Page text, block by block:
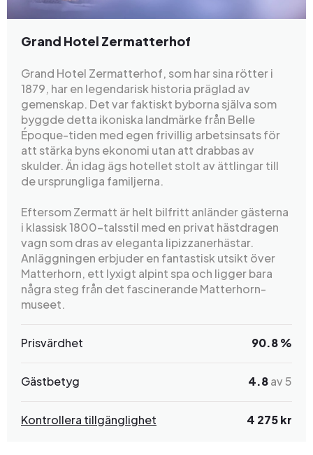
Grand Hotel Zermatterhof
Grand Hotel Zermatterhof, som har sina rötter i
1879, har en legendarisk historia präglad av
gemenskap. Det var faktiskt byborna själva som
byggde detta ikoniska landmärke från Belle
Époque-tiden med egen frivillig arbetsinsats för
att stärka byns ekonomi utan att drabbas av
skulder. Än idag ägs hotellet stolt av ättlingar till
de ursprungliga familjerna.
Eftersom Zermatt är helt bilfritt anländer gästerna
i klassisk 1800-talsstil med en privat hästdragen
vagn som dras av eleganta lipizzanerhästar.
Anläggningen erbjuder en fantastisk utsikt över
Matterhorn, ett lyxigt alpint spa och ligger bara
några steg från det fascinerande Matterhorn-
museet.
Prisvärdhet 90.8 %
Gästbetyg 4.8av 5
Kontrollera tillgänglighet 4 275 kr